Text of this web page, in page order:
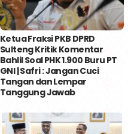
Ketua Fraksi PKB DPRD
Sulteng Kritik Komentar
Bahlil Soal PHK 1.900 Buru PT
GNI | Safri : Jangan Cuci
Tangan dan Lempar
Tanggung Jawab